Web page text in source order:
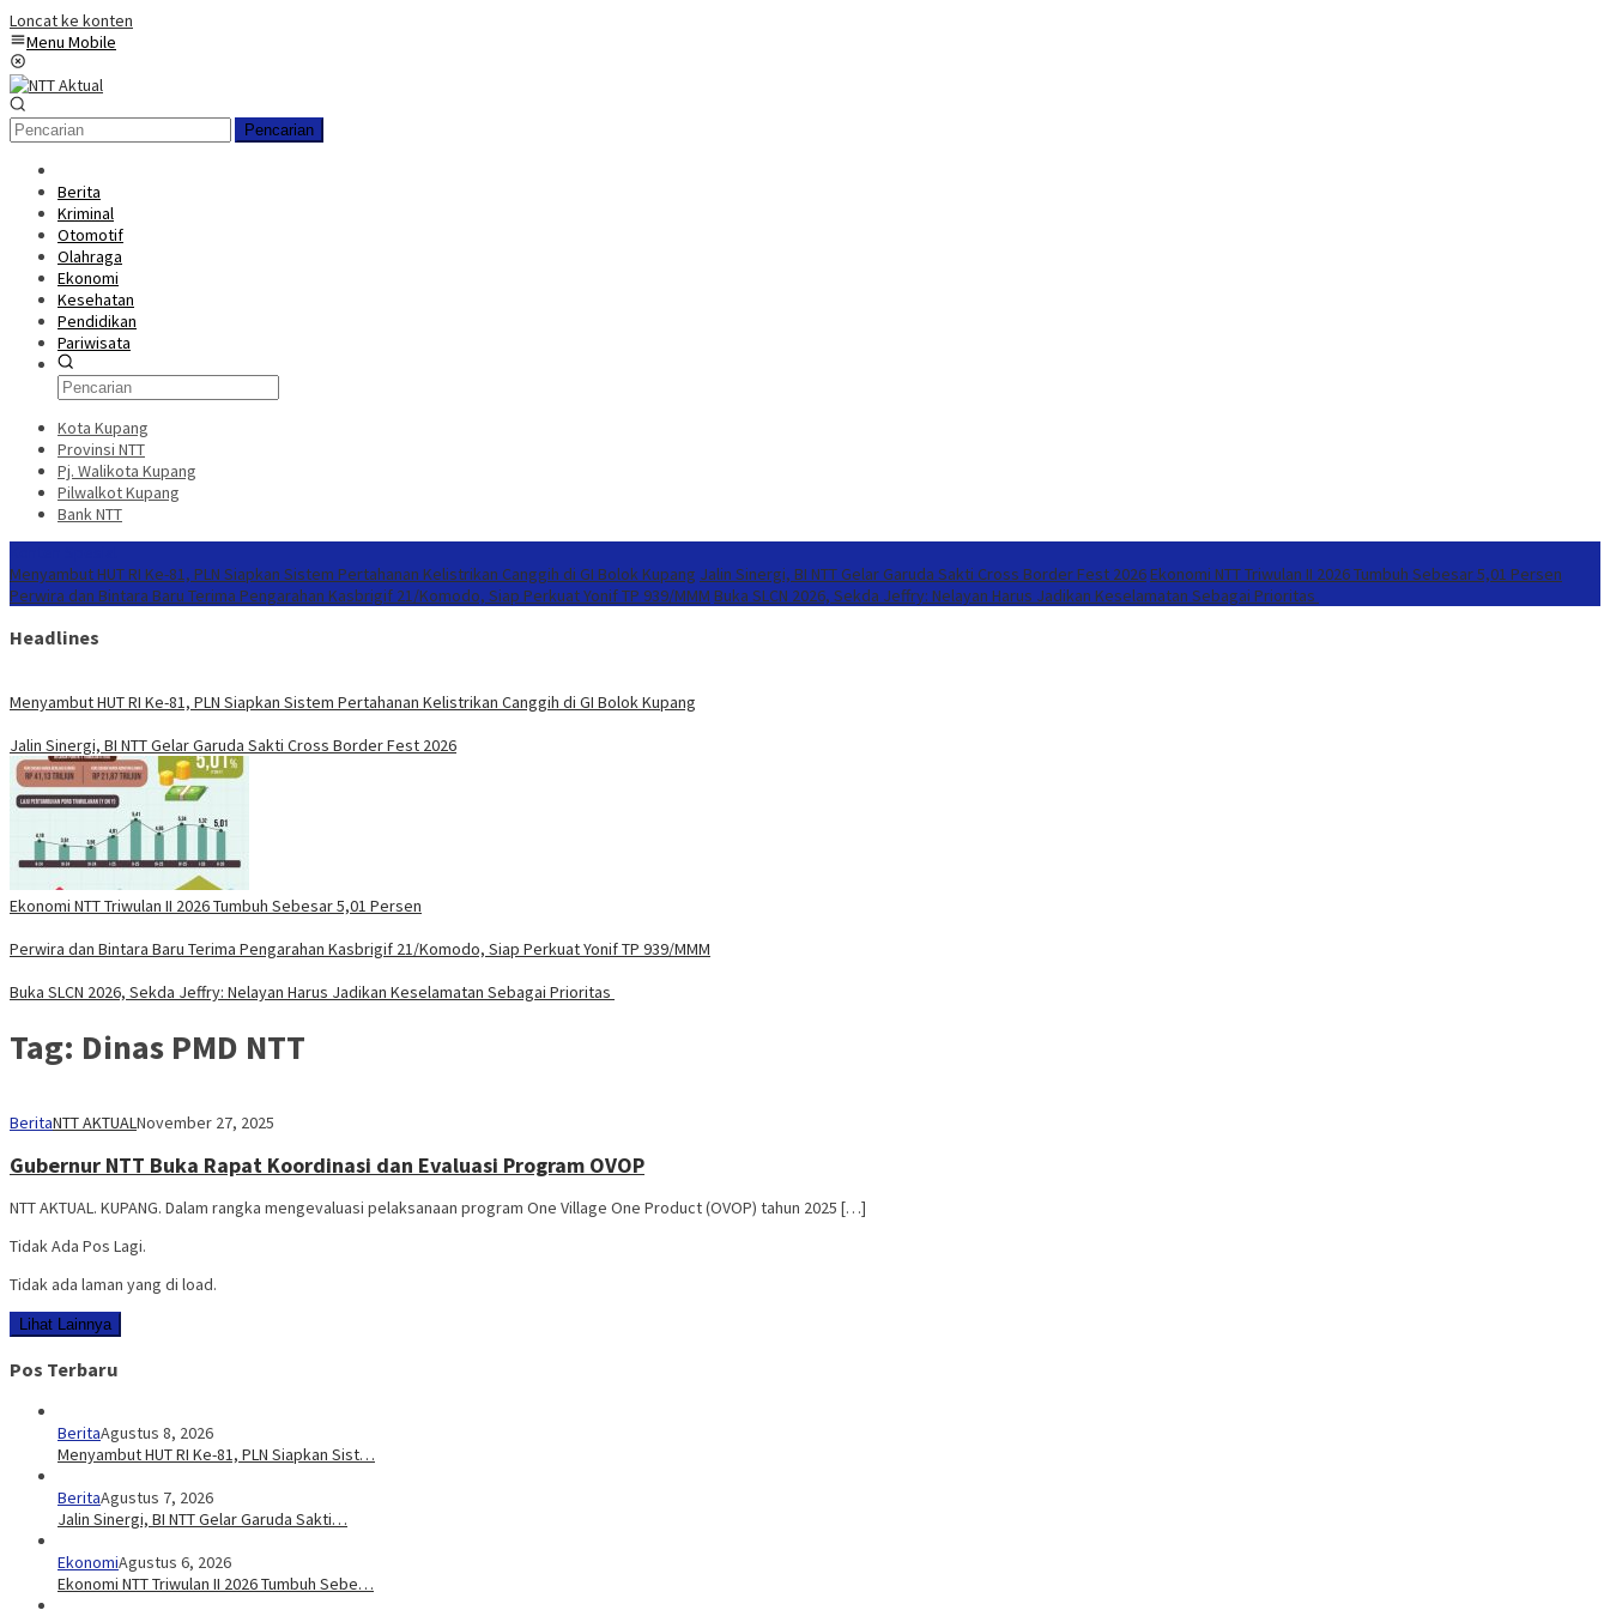
Loncat ke konten
Menu Mobile
Pencarian
Berita
Kriminal
Otomotif
Olahraga
Ekonomi
Kesehatan
Pendidikan
Pariwisata
Kota Kupang
Provinsi NTT
Pj. Walikota Kupang
Pilwalkot Kupang
Bank NTT
Menyambut HUT RI Ke-81, PLN Siapkan Sistem Pertahanan Kelistrikan Canggih di GI Bolok Kupang Jalin Sinergi, BI NTT Gelar Garuda Sakti Cross Border Fest 2026 Ekonomi NTT Triwulan II 2026 Tumbuh Sebesar 5,01 Persen
Perwira dan Bintara Baru Terima Pengarahan Kasbrigif 21/Komodo, Siap Perkuat Yonif TP 939/MMM Buka SLCN 2026, Sekda Jeffry: Nelayan Harus Jadikan Keselamatan Sebagai Prioritas
Headlines
Menyambut HUT RI Ke-81, PLN Siapkan Sistem Pertahanan Kelistrikan Canggih di GI Bolok Kupang
Jalin Sinergi, BI NTT Gelar Garuda Sakti Cross Border Fest 2026
Ekonomi NTT Triwulan II 2026 Tumbuh Sebesar 5,01 Persen
Perwira dan Bintara Baru Terima Pengarahan Kasbrigif 21/Komodo, Siap Perkuat Yonif TP 939/MMM
Buka SLCN 2026, Sekda Jeffry: Nelayan Harus Jadikan Keselamatan Sebagai Prioritas
Tag: Dinas PMD NTT
BeritaNTT AKTUALNovember 27, 2025
Gubernur NTT Buka Rapat Koordinasi dan Evaluasi Program OVOP
NTT AKTUAL. KUPANG. Dalam rangka mengevaluasi pelaksanaan program One Village One Product (OVOP) tahun 2025 […]
Tidak Ada Pos Lagi.
Tidak ada laman yang di load.
Lihat Lainnya
Pos Terbaru
BeritaAgustus 8, 2026
Menyambut HUT RI Ke-81, PLN Siapkan Sist…
BeritaAgustus 7, 2026
Jalin Sinergi, BI NTT Gelar Garuda Sakti…
EkonomiAgustus 6, 2026
Ekonomi NTT Triwulan II 2026 Tumbuh Sebe…